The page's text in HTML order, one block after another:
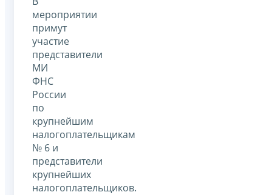
мероприятии
примут
участие
представители
МИ
ФНС
России
по
крупнейшим
налогоплательщикам
№ 6 и
представители
крупнейших
налогоплательщиков.